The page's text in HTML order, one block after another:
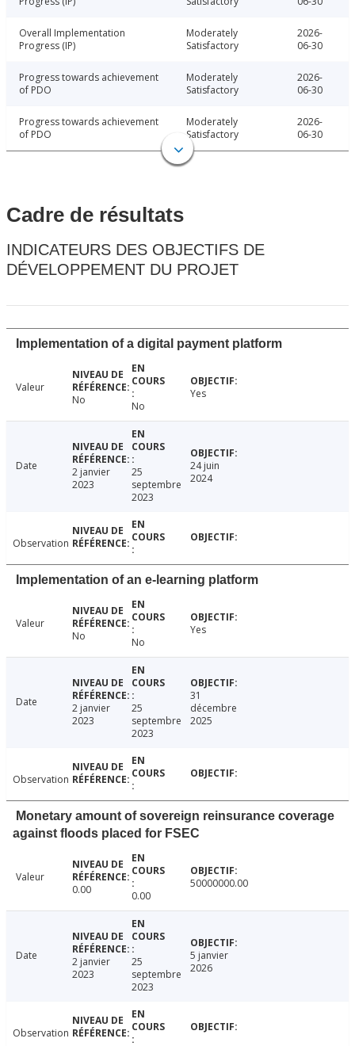
Overall Implementation
Progress (IP)
Moderately
Satisfactory
2026-
06-30
Progress towards achievement
of PDO
Moderately
Satisfactory
2026-
06-30
Progress towards achievement
of PDO
Moderately
Satisfactory
2026-
06-30
Cadre de résultats
INDICATEURS DES OBJECTIFS DE
DÉVELOPPEMENT DU PROJET
Implementation of a digital payment platform
Valeur
No
No
Yes
Date
2 janvier
2023
25
septembre
2023
24 juin
2024
Observation
Implementation of an e-learning platform
Valeur
No
No
Yes
Date
2 janvier
2023
25
septembre
2023
31
décembre
2025
Observation
Monetary amount of sovereign reinsurance coverage
against floods placed for FSEC
Valeur
0.00
0.00
50000000.00
Date
2 janvier
2023
25
septembre
2023
5 janvier
2026
Observation